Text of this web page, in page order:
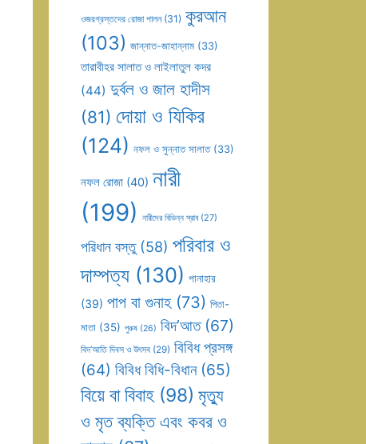
ওজরগ্রস্তদের রোজা পালন(31) কুরআন
(103) জান্নাত-জাহান্নাম (33)
তারাবীহর সালাত ও লাইলাতুল কদর
(44) দুর্বল ও জাল হাদীস
(81) দোয়া ও যিকির
(124) নফল ও সুন্নাত সালাত(33)
নফল রোজা (40) নারী
(199) নারীদের বিভিন্ন স্রাব(27)
পরিধান বস্তু(58) পরিবার ও
দাম্পত্য (130) পানাহার
(39) পাপ বা গুনাহ(73) পিতা-
মাতা (35) পুরুষ (26) বিদ’আত(67)
বিদ’আতি দিবস ও উৎসব (29) বিবিধ প্রসঙ্গ
(64) বিবিধ বিধি-বিধান(65)
বিয়ে বা বিবাহ (98) মৃত্যু
ও মৃত ব্যক্তি এবং কবর ও